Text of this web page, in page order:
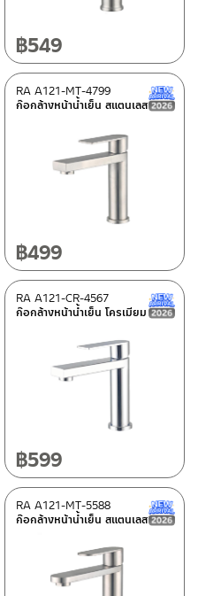
฿549
New Arrival สินค้าใหม่ ปี 2026
ก๊อกล้างหน้าน้ำเย็น สแตนเลส
RA A121-MT-4799
฿499
New Arrival สินค้าใหม่ ปี 2026
ก๊อกล้างหน้าน้ำเย็น โครเมียม
RA A121-CR-4567
฿599
New Arrival สินค้าใหม่ ปี 2026
ก๊อกล้างหน้าน้ำเย็น สแตนเลส
RA A121-MT-5588